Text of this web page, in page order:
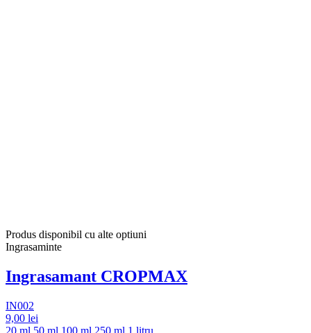
Produs disponibil cu alte optiuni
Ingrasaminte
Ingrasamant CROPMAX
IN002
9,00 lei
20 ml 50 ml 100 ml 250 ml 1 litru